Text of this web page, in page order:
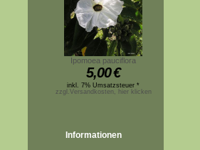
Ipomoea pauciflora
5,00€
inkl. 7% Umsatzsteuer *
zzgl.Versandkosten, hier klicken
Informationen